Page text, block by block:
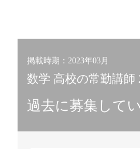
保健体育教
音楽教員
美術教員
実習助手
掲載時期：2023年03月
数学 高校の常勤講師
過去に募集して